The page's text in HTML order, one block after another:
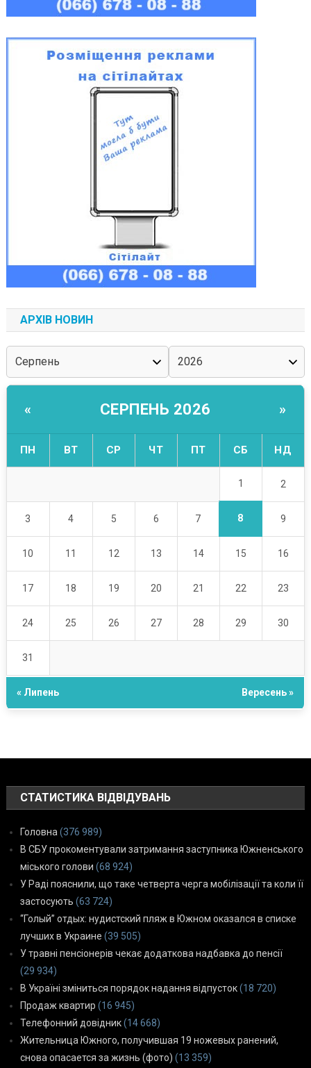
АРХІВ НОВИН
« СЕРПЕНЬ 2026 »
ПН ВТ СР ЧТ ПТ СБ НД
1 2
3 4 5 6 7 8 9
10 11 12 13 14 15 16
17 18 19 20 21 22 23
24 25 26 27 28 29 30
31
« Липень Вересень »
СТАТИСТИКА ВІДВІДУВАНЬ
Головна (376 989)
В СБУ прокоментували затримання заступника Южненського
міського голови (68 924)
У Раді пояснили, що таке четверта черга мобілізації та коли її
застосують (63 724)
“Голый” отдых: нудистский пляж в Южном оказался в списке
лучших в Украине (39 505)
У травні пенсіонерів чекає додаткова надбавка до пенсії
(29 934)
В Україні зміниться порядок надання відпусток(18 720)
Продаж квартир (16 945)
Телефонний довідник(14 668)
Жительница Южного, получившая 19 ножевых ранений,
снова опасается за жизнь (фото) (13 359)